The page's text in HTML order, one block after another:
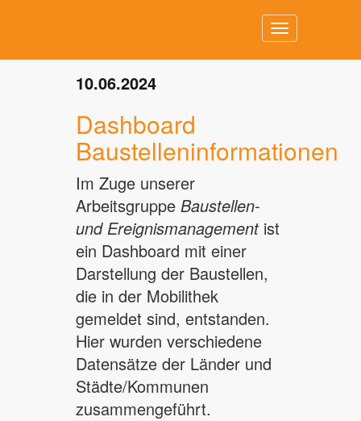
Toggle
navigation
10.06.2024
Dashboard
Baustelleninformationen
Im Zuge unserer
Arbeitsgruppe Baustellen-
und Ereignismanagementist
ein Dashboard mit einer
Darstellung der Baustellen,
die in der Mobilithek
gemeldet sind, entstanden.
Hier wurden verschiedene
Datensätze der Länder und
Städte/Kommunen
zusammengeführt.